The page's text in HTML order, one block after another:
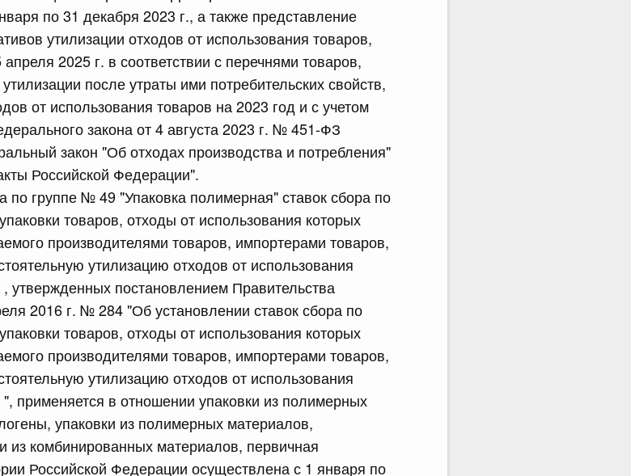
по 31 декабря 2023 г., а также представление
утилизации отходов от использования товаров,
2025 г. в соответствии с перечнями товаров,
после утраты ими потребительских свойств,
от использования товаров на 2023 год и с учетом
закона от 4 августа 2023 г. № 451-ФЗ
закон "Об отходах производства и потребления"
Российской Федерации".
по группе № 49 "Упаковка полимерная" ставок сбора по
товаров, отходы от использования которых
производителями товаров, импортерами товаров,
утилизацию отходов от использования
, утвержденных постановлением Правительства
2016 г. № 284 "Об установлении ставок сбора по
товаров, отходы от использования которых
производителями товаров, импортерами товаров,
утилизацию отходов от использования
", применяется в отношении упаковки из полимерных
упаковки из полимерных материалов,
из комбинированных материалов, первичная
Российской Федерации осуществлена с 1 января по
от 20.07.2026 г. № 915
Федерации от 1 декабря 2021
от 18.07.2026 г. № 906
Федерации от 27 апреля 2024
от 18.07.2026 г. № 904
от 18.07.2026 г. № 909
Федерации от 17 февраля